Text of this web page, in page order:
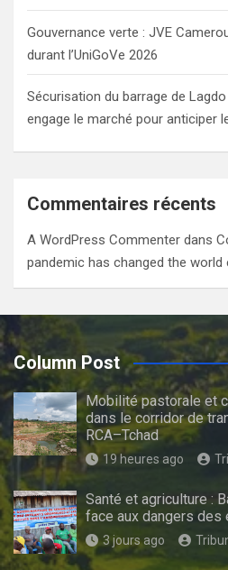
Gouvernance verte : JVE
durant l’UniGoVe 2026
Sécurisation du barrage de
engage le marché pour anticiper
Commentaires récents
A WordPress Commenter dans
pandemic has changed the world
Column Post
Mobilité pastorale et
dans le corridor de
RCA–Tchad
19 heures ago
Santé et agriculture :
face aux dangers des
3 jours ago